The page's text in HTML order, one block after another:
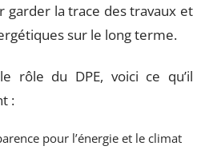
garder la trace des travaux et
sur le long terme.
rôle du DPE, voici ce qu’il
:
pour l’énergie et le climat